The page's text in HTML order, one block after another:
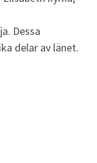
Dessa
delar av länet.